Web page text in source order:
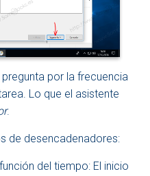
por la frecuencia
Lo que el asistente
.
de desencadenadores:
del tiempo: El inicio